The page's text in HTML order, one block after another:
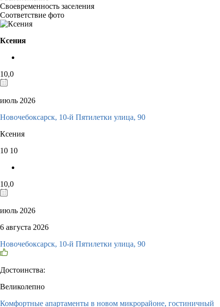
Своевременность заселения
Соответствие фото
Ксения
10,0
июль 2026
Новочебоксарск, 10-й Пятилетки улица, 90
Ксения
10 10
10,0
июль 2026
6 августа 2026
Новочебоксарск, 10-й Пятилетки улица, 90
Достоинства:
Великолепно
Комфортные апартаменты в новом микрорайоне, гостиничный